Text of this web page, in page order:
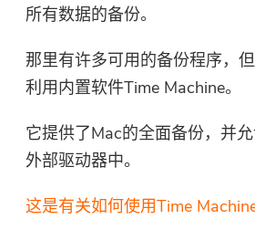
所有数据的备份。
那里有许多可用的备份程序，
利用内置软件Time Machine。
它提供了Mac的全面备份，并
外部驱动器中。
这是有关如何使用Time